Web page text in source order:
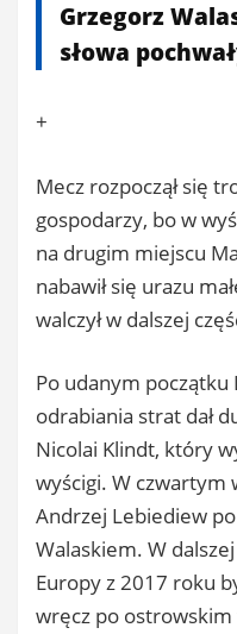
Grzegorz
słowa
+
Mecz rozpoczął się
gospodarzy, bo w
na drugim miejscu
nabawił się urazu
walczył w dalszej
Po udanym początku
odrabiania strat dał
Nicolai Klindt, który
wyścigi. W czwartym
Andrzej Lebiediew
Walaskiem. W
Europy z 2017 roku
wręcz po